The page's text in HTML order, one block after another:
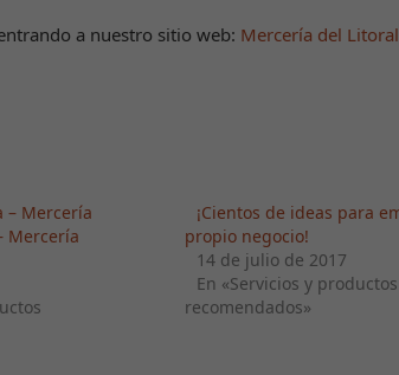
a nuestro sitio web: Mercería del Litoral
– Mercería
Mercería
¡Cientos de ideas para
propio negocio!
14 de julio de 2017
En «Servicios y productos
recomendados»